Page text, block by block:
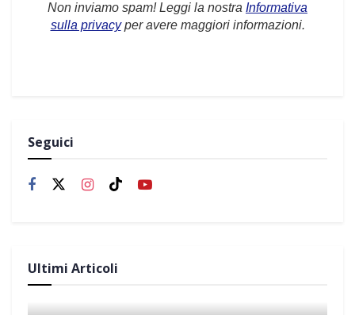
Non inviamo spam! Leggi la nostra Informativa
sulla privacyper avere maggiori informazioni.
Seguici
Ultimi Articoli